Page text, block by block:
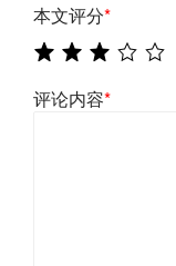
本文评分*
评论内容*